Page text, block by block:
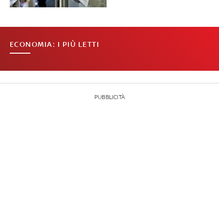
ECONOMIA: I PIÙ LETTI
PUBBLICITÀ